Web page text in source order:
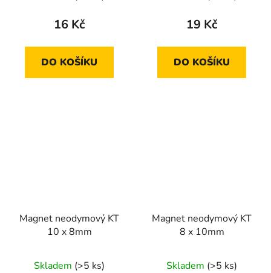
16 Kč
DO KOŠÍKU
19 Kč
DO KOŠÍKU
Magnet neodymový KT
10 x 8mm
Skladem (>5 ks)
Magnet neodymový KT
8 x 10mm
Skladem (>5 ks)